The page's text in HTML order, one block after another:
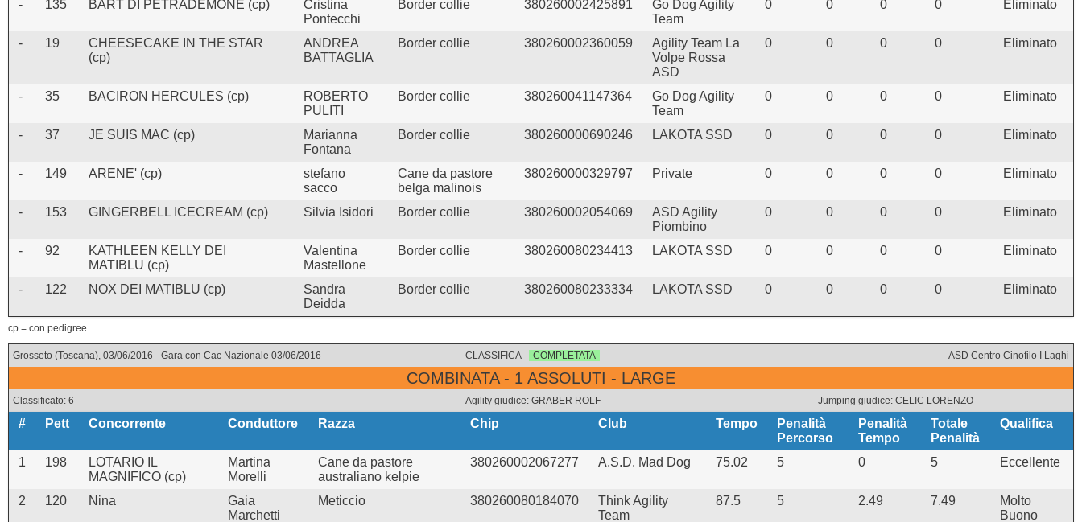
- 135 BART DI PETRADEMONE (cp)
Cristina
Pontecchi
Border collie 380260002425891
Go Dog Agility
Team
0 0 0 0 Eliminato
- 19
CHEESECAKE IN THE STAR
(cp)
ANDREA
BATTAGLIA
Border collie 380260002360059
Agility Team La
Volpe Rossa
ASD
0 0 0 0 Eliminato
- 35 BACIRON HERCULES (cp)
ROBERTO
PULITI
Border collie 380260041147364
Go Dog Agility
Team
0 0 0 0 Eliminato
- 37 JE SUIS MAC (cp)
Marianna
Fontana
Border collie 380260000690246 LAKOTA SSD 0 0 0 0 Eliminato
- 149 ARENE' (cp)
stefano
sacco
Cane da pastore
belga malinois
380260000329797 Private 0 0 0 0 Eliminato
- 153 GINGERBELL ICECREAM (cp) Silvia Isidori Border collie 380260002054069
ASD Agility
Piombino
0 0 0 0 Eliminato
- 92
KATHLEEN KELLY DEI
MATIBLU (cp)
Valentina
Mastellone
Border collie 380260080234413 LAKOTA SSD 0 0 0 0 Eliminato
- 122 NOX DEI MATIBLU (cp)
Sandra
Deidda
Border collie 380260080233334 LAKOTA SSD 0 0 0 0 Eliminato
cp = con pedigree
Grosseto (Toscana), 03/06/2016 - Gara con Cac Nazionale 03/06/2016 CLASSIFICA - COMPLETATA ASD Centro Cinofilo I Laghi
COMBINATA - 1 ASSOLUTI - LARGE
Classificato: 6 Agility giudice: GRABER ROLF Jumping giudice: CELIC LORENZO
# Pett Concorrente Conduttore Razza Chip Club Tempo
Penalità
Percorso
Penalità
Tempo
Totale
Penalità
Qualifica
1 198
LOTARIO IL
MAGNIFICO (cp)
Martina
Morelli
Cane da pastore
australiano kelpie
380260002067277 A.S.D. Mad Dog 75.02 5 0 5 Eccellente
2 120 Nina
Gaia
Marchetti
Meticcio 380260080184070
Think Agility
Team
87.5 5 2.49 7.49
Molto
Buono